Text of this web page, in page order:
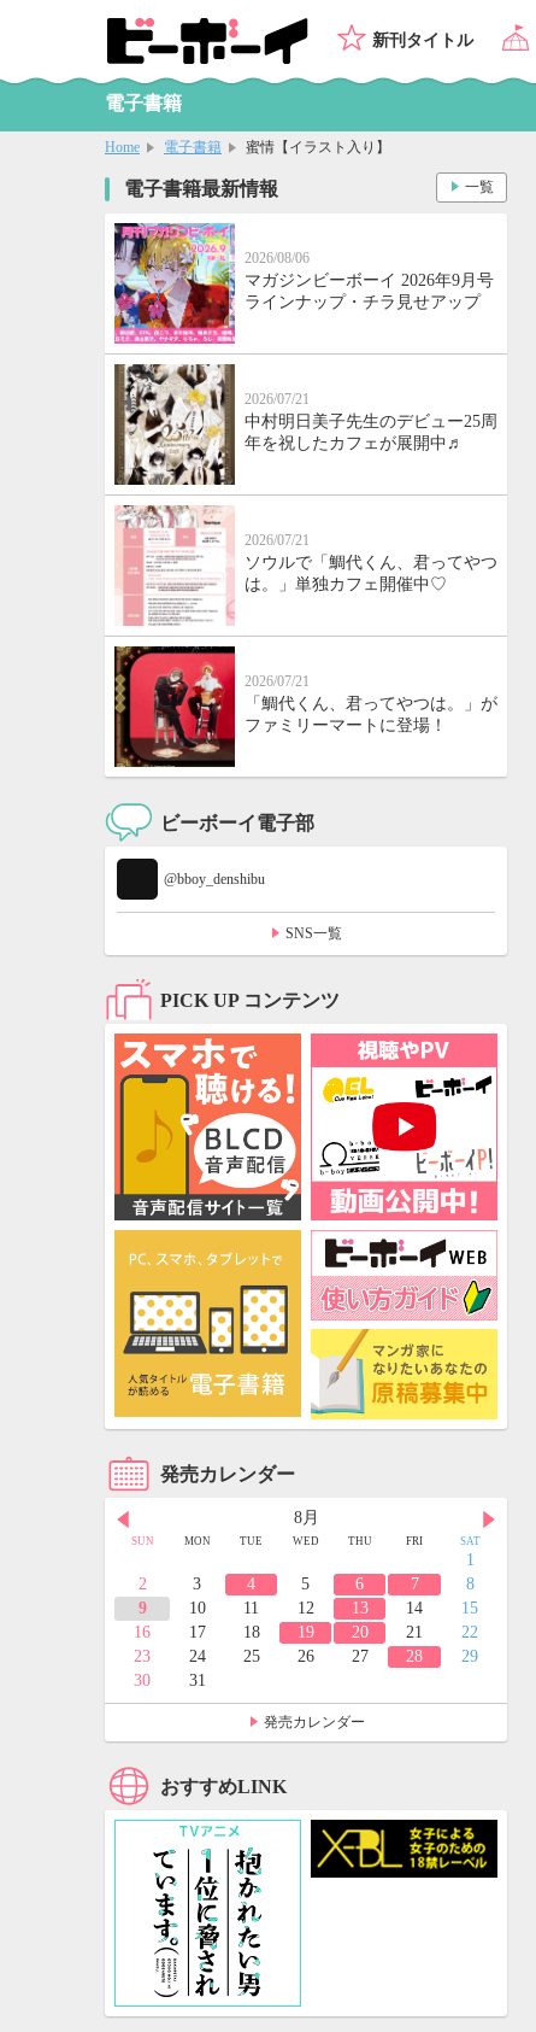
新刊タイトル
電子書籍
Home 電子書籍 蜜情【イラスト入り】
電子書籍最新情報
2026/08/06
マガジンビーボーイ 2026年9月号
ラインナップ・チラ見せアップ
2026/07/21
中村明日美子先生のデビュー25周
年を祝したカフェが展開中♬
2026/07/21
ソウルで「鯛代くん、君ってやつ
は。」単独カフェ開催中♡
2026/07/21
「鯛代くん、君ってやつは。」が
ファミリーマートに登場！
一覧
ビーボーイ電子部
@bboy_denshibu
SNS一覧
PICK UP コンテンツ
発売カレンダー
8月
SUN MON TUE WED THU FRI SAT
1
2
3 4 5 6 7
8
9
10 11 12 13 14
15
16
17 18 19 20 21
22
23
24 25 26 27 28
29
30
31
発売カレンダー
おすすめLINK